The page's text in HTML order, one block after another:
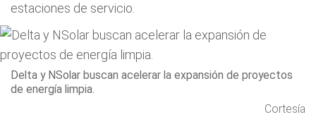
estaciones de servicio.
Delta y NSolar buscan acelerar la expansión de proyectos
de energía limpia.
Cortesía